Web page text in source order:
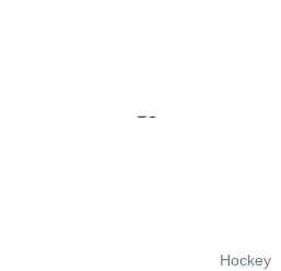
Hockey